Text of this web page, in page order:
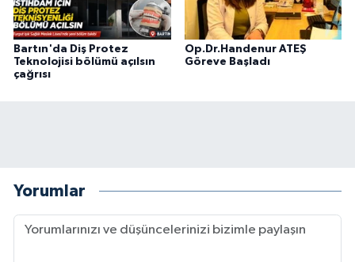
Bartın'da Diş Protez
Teknolojisi bölümü açılsın
çağrısı
Op.Dr.Handenur ATEŞ
Göreve Başladı
Yorumlar